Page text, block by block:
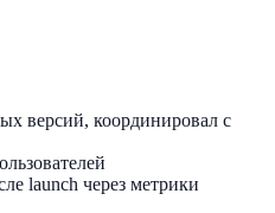
версий, координировал с
launch через метрики